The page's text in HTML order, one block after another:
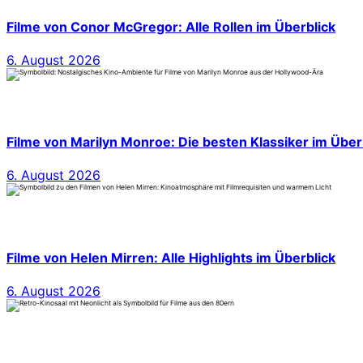
Filme von Conor McGregor: Alle Rollen im Überblick
6. August 2026
Filme von Marilyn Monroe: Die besten Klassiker im
6. August 2026
Filme von Helen Mirren: Alle Highlights im Überblick
6. August 2026